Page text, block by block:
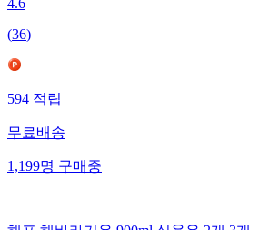
4.6
(36)
594적립
무료배송
1,199명구매중